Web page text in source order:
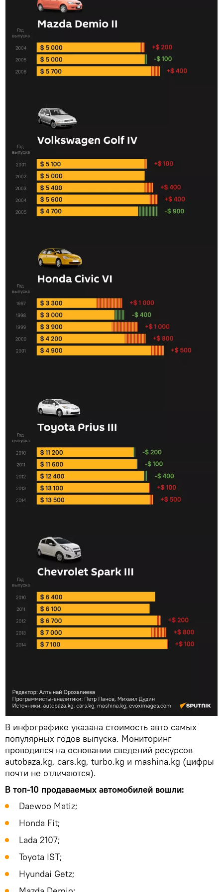
В инфографике указана стоимость авто самых
популярных годов выпуска. Мониторинг
проводился на основании сведений ресурсов
autobaza.kg, cars.kg, turbo.kg и mashina.kg (цифры
почти не отличаются).
В топ-10 продаваемых автомобилей вошли:
Daewoo Matiz;
Honda Fit;
Lada 2107;
Toyota IST;
Hyundai Getz;